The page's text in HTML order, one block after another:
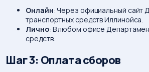
Онлайн: Через официальный сайт
транспортных средств Иллинойса.
Лично: В любом офисе
средств.
Шаг 3: Оплата сборов